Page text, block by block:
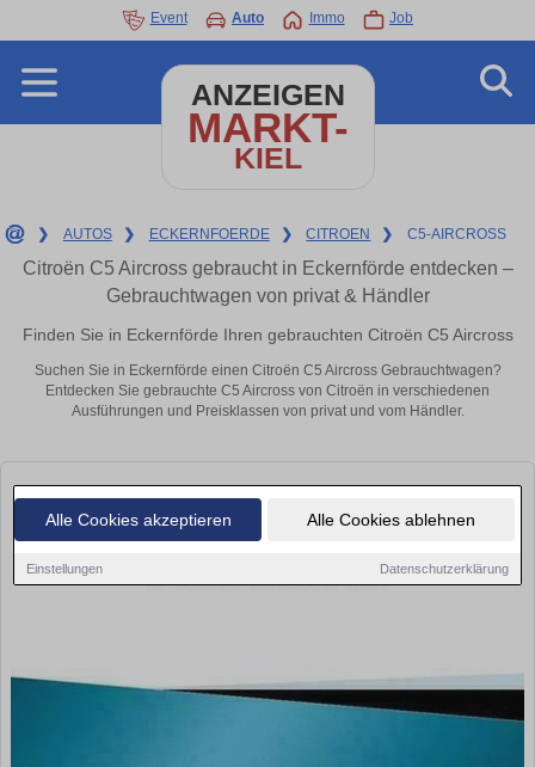
Alle Cookies akzeptieren Alle Cookies ablehnen
Einstellungen Datenschutzerklärung
Event Auto Immo Job
ANZEIGEN
MARKT-
KIEL
❯ AUTOS ❯ ECKERNFOERDE ❯ CITROEN ❯ C5-AIRCROSS
Citroën C5 Aircross gebraucht in Eckernförde entdecken –
Gebrauchtwagen von privat & Händler
Finden Sie in Eckernförde Ihren gebrauchten Citroën C5 Aircross
Suchen Sie in Eckernförde einen Citroën C5 Aircross Gebrauchtwagen?
Entdecken Sie gebrauchte C5 Aircross von Citroën in verschiedenen
Ausführungen und Preisklassen von privat und vom Händler.